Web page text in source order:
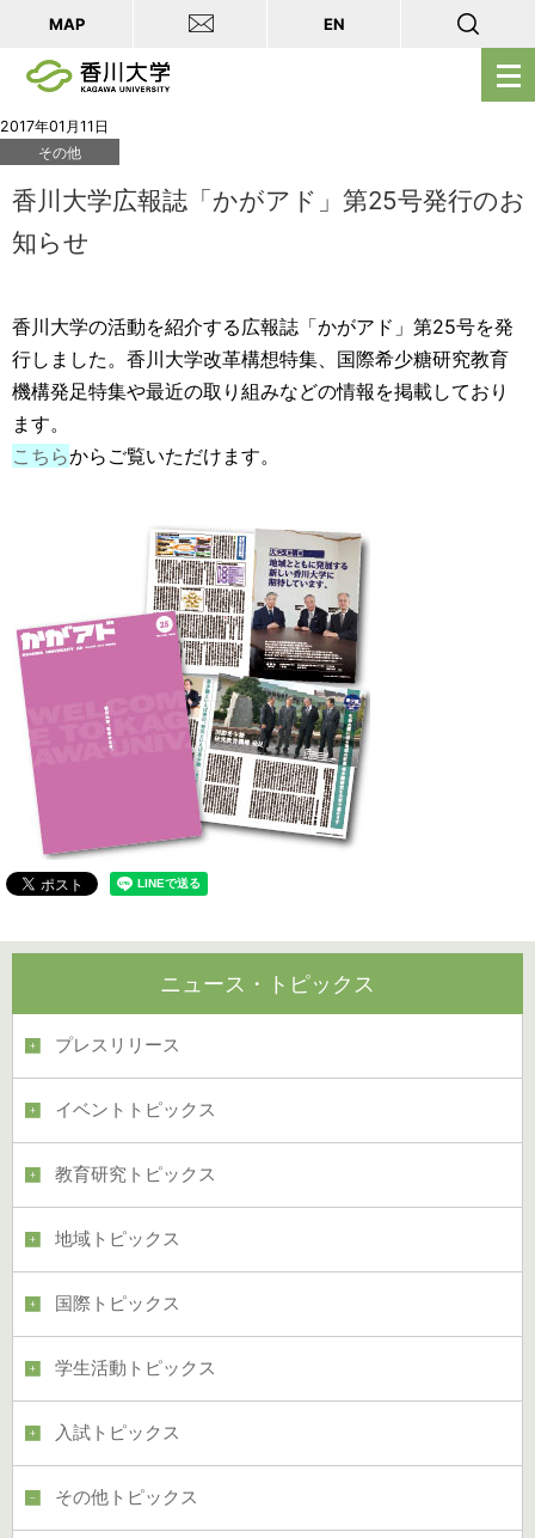
メ
ニ
を
MAP EN
2017年01月11日
その他
香川大学広報誌「かがアド」第25号発行のお
知らせ
香川大学の活動を紹介する広報誌「かがアド」第25号を発
行しました。香川大学改革構想特集、国際希少糖研究教育
機構発足特集や最近の取り組みなどの情報を掲載しており
ます。
こちらからご覧いただけます。
ニュース・トピックス
プレスリリース
イベントトピックス
教育研究トピックス
地域トピックス
国際トピックス
学生活動トピックス
入試トピックス
その他トピックス